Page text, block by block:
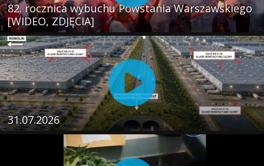
82. rocznica wybuchu Powstania Warszawskiego
[WIDEO, ZDJĘCIA]
31.07.2026